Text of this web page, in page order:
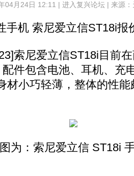
04月24日 12:11 | 进入复兴论坛| 来源
机 索尼爱立信ST18i报
尼爱立信ST18i目前在
件包含电池、耳机、充
材小巧轻薄，整体的性
图为：索尼爱立信 ST18i